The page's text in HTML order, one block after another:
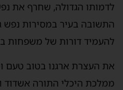
לדמותו הגדולה, שחרף את
התשובה בעיר במסירות נפש
להעמיד דורות של משפחות
את העצרת ארגנו בטוב טעם
ממלכת היכלי התורה אשדוד